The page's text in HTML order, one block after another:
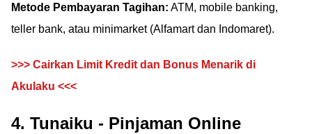
Metode Pembayaran Tagihan: ATM, mobile banking,
teller bank, atau minimarket (Alfamart dan Indomaret).
>>> Cairkan Limit Kredit dan Bonus Menarik di
Akulaku <<<
4. Tunaiku - Pinjaman Online